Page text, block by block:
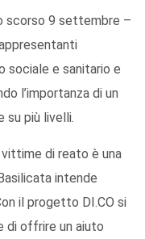
scorso 9 settembre –
sociale e sanitario e
l’importanza di un
su più livelli.
di reato è una
intende
il progetto DI.CO si
di offrire un aiuto